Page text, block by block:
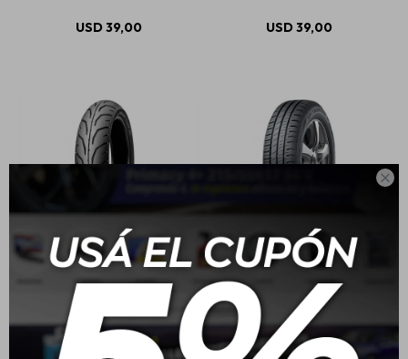

USD39,00 USD39,00
3.00-18 47S Dunlop
TT900 4PR
USD48,00
175/70 R13 82T Dunlop R1
USD 86,00